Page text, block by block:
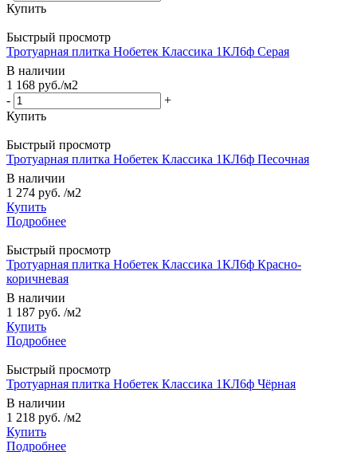
Купить
Быстрый просмотр
Тротуарная плитка Нобетек Классика 1КЛ6ф Серая
В наличии
1 168 руб./м2
-
+
Купить
Быстрый просмотр
Тротуарная плитка Нобетек Классика 1КЛ6ф Песочная
В наличии
1 274 руб. /м2
Купить
Подробнее
Быстрый просмотр
Тротуарная плитка Нобетек Классика 1КЛ6ф Красно-
коричневая
В наличии
1 187 руб. /м2
Купить
Подробнее
Быстрый просмотр
Тротуарная плитка Нобетек Классика 1КЛ6ф Чёрная
В наличии
1 218 руб. /м2
Купить
Подробнее